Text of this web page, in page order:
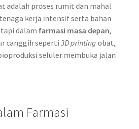
adalah proses rumit dan mahal
kerja intensif serta bahan
dalam farmasi masa depan,
canggih seperti 3D printing obat,
seluler membuka jalan
Farmasi